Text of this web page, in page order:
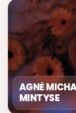
AGNĖ
MINTYSE